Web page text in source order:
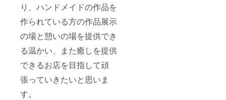
り、ハンドメイドの作品を
作られている方の作品展示
の場と憩いの場を提供でき
る温かい、また癒しを提供
できるお店を目指して頑
張っていきたいと思いま
す。